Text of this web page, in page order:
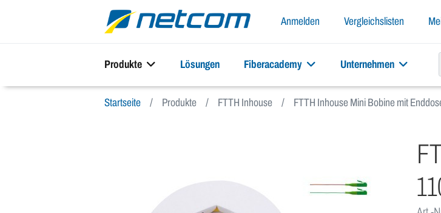
Anmelden Vergleichslisten
Produkte Lösungen Fiberacademy Unternehmen
Startseite Produkte FTTH Inhouse FTTH Inhouse Mini Bobine mit